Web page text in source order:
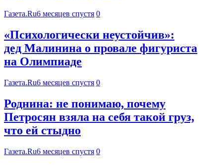
Газета.Ru6 месяцев спустя 0
«Психологически неустойчив»:
дед Малинина о провале фигуриста
на Олимпиаде
Газета.Ru6 месяцев спустя 0
Роднина: не понимаю, почему
Петросян взяла на себя такой груз,
что ей стыдно
Газета.Ru6 месяцев спустя 0